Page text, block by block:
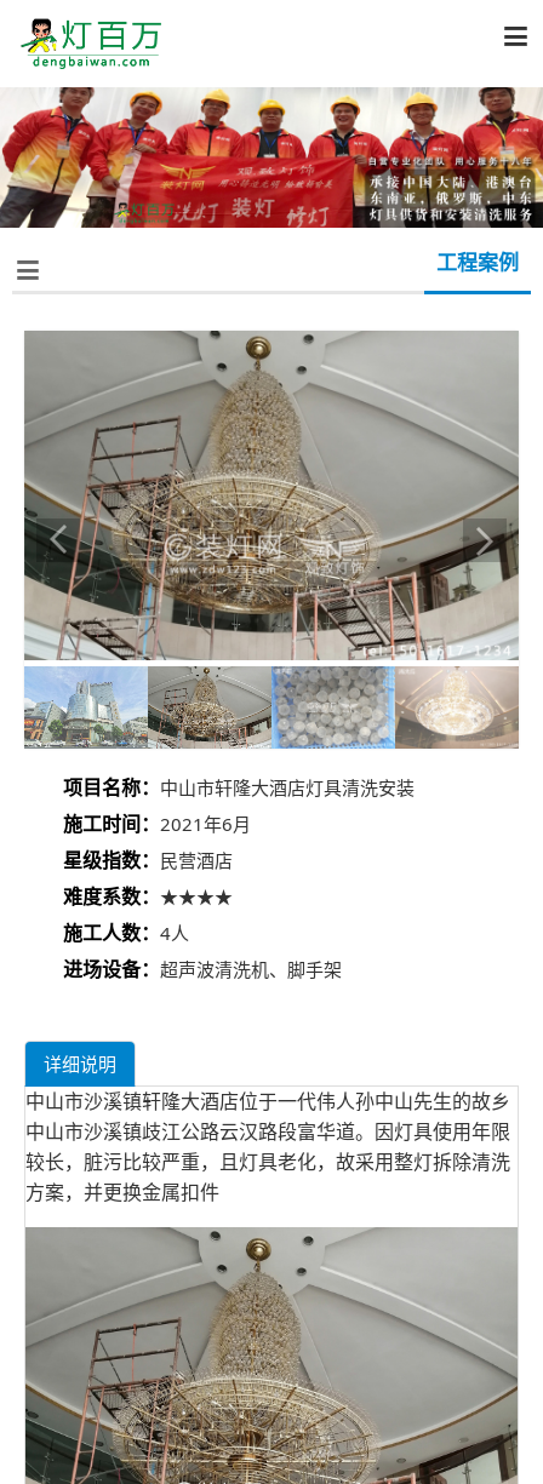

 工程案例
项目名称： 中山市轩隆大酒店灯具清洗安装
施工时间： 2021年6月
星级指数： 民营酒店
难度系数： ★★★★
施工人数： 4人
进场设备： 超声波清洗机、脚手架
详细说明
中山市沙溪镇轩隆大酒店位于一代伟人孙中山先生的故乡
中山市沙溪镇歧江公路云汉路段富华道。因灯具使用年限
较长，脏污比较严重，且灯具老化，故采用整灯拆除清洗
方案，并更换金属扣件